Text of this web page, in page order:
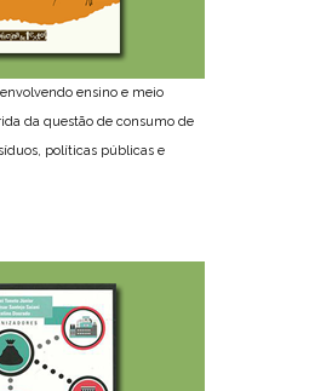
ensino e meio
da questão de consumo de
políticas públicas e